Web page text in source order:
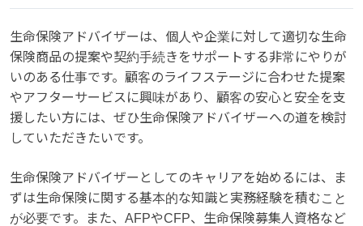
生命保険アドバイザーは、個人や企業に対して適切な生命
保険商品の提案や契約手続きをサポートする非常にやりが
いのある仕事です。顧客のライフステージに合わせた提案
やアフターサービスに興味があり、顧客の安心と安全を支
援したい方には、ぜひ生命保険アドバイザーへの道を検討
していただきたいです。
生命保険アドバイザーとしてのキャリアを始めるには、ま
ずは生命保険に関する基本的な知識と実務経験を積むこと
が必要です。また、AFPやCFP、生命保険募集人資格など